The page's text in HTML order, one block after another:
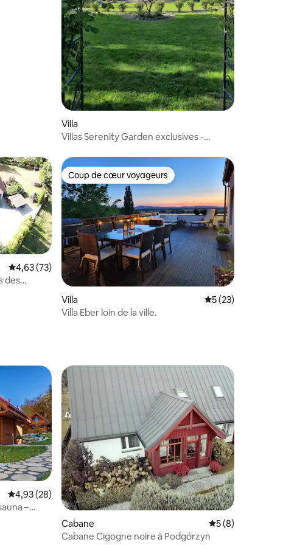
: 4,92 sur 5
Villa
Villas Serenity Garden exclusives -
: 5 sur 5
Évaluation moyenne sur la base de 73 commentaires : 4,63 sur 5
4,63 (73)
des
Coup de cœur voyageurs
Coup de cœur voyageurs
Villa Évaluation
5 (23)
Villa Eber loin de la ville.
Évaluation moyenne sur la base de 28 commentaires : 4,93 sur 5
4,93 (28)
–
Cabane Évaluation
5 (8)
Cabane Cigogne noire à Podgórzyn